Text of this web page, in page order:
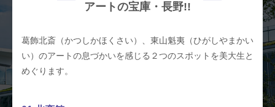
アートの宝庫・長野!!
葛飾北斎（かつしかほくさい）、東山魁夷（ひがしやまかい
い）のアートの息づかいを感じる２つのスポットを美大生と
めぐります。